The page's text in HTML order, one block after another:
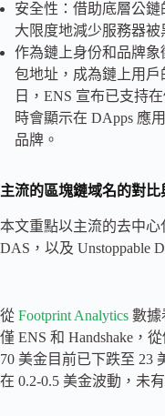
安全性：借助底層公
大限度地減少服務器被
作為鏈上身份和品牌
包地址，成為鏈上用戶
日，ENS 宣布已支持
時會顯示在 DApps 應
品牌。
主流的區塊鏈域名的對比
本文重點以主流的去中心
DAS，以及 Unstoppable
從 Footprint Analytics 數據
僅 ENS 和 Handshake，
70 美金目前已下跌至 23
在 0.2-0.5 美金波動，未